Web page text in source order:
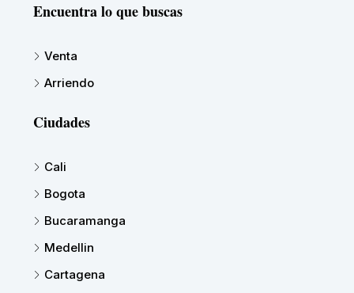
Encuentra lo que buscas
Venta
Arriendo
Ciudades
Cali
Bogota
Bucaramanga
Medellin
Cartagena